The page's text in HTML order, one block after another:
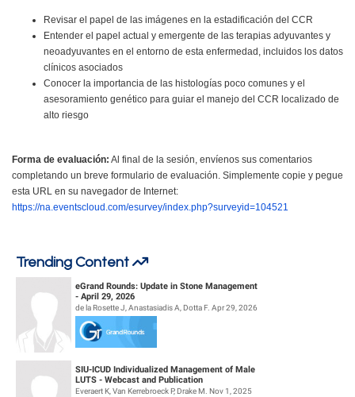
Revisar el papel de las imágenes en la estadificación del CCR
Entender el papel actual y emergente de las terapias adyuvantes y
neoadyuvantes en el entorno de esta enfermedad, incluidos los datos
clínicos asociados
Conocer la importancia de las histologías poco comunes y el
asesoramiento genético para guiar el manejo del CCR localizado de
alto riesgo
Forma de evaluación: Al final de la sesión, envíenos sus comentarios
completando un breve formulario de evaluación. Simplemente copie y pegue
esta URL en su navegador de Internet:
https://na.eventscloud.com/esurvey/index.php?surveyid=104521
Trending Content
eGrand Rounds: Update in Stone Management
- April 29, 2026
de la Rosette J, Anastasiadis A, Dotta F. Apr 29, 2026
SIU-ICUD Individualized Management of Male
LUTS - Webcast and Publication
Everaert K, Van Kerrebroeck P, Drake M. Nov 1, 2025